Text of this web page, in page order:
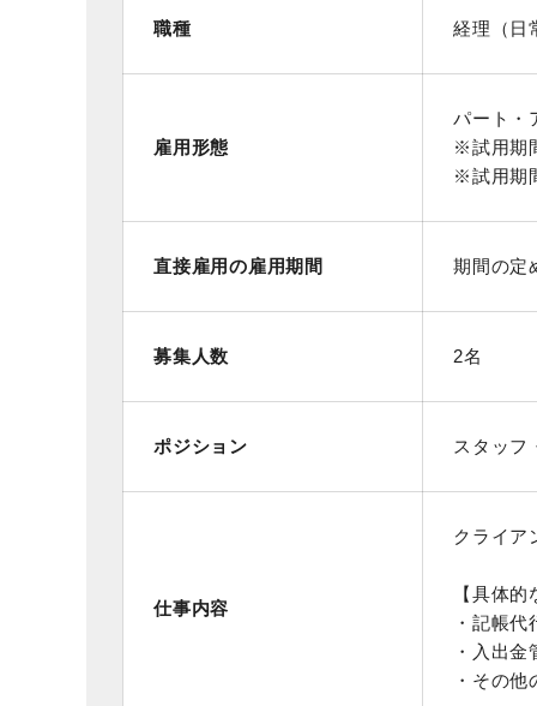
職種 経理（日
雇用形態
パート・
※試用期
※試用期
直接雇用の雇用期間 期間の定
募集人数 2名
ポジション スタッフ
仕事内容
クライア
【具体
・記帳代
・入出
・その